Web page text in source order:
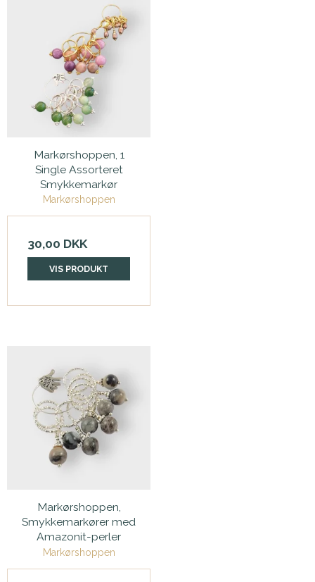
Markørshoppen, 1
Single Assorteret
Smykkemarkør
Markørshoppen
30,00 DKK
VIS PRODUKT
Markørshoppen,
Smykkemarkører med
Amazonit-perler
Markørshoppen